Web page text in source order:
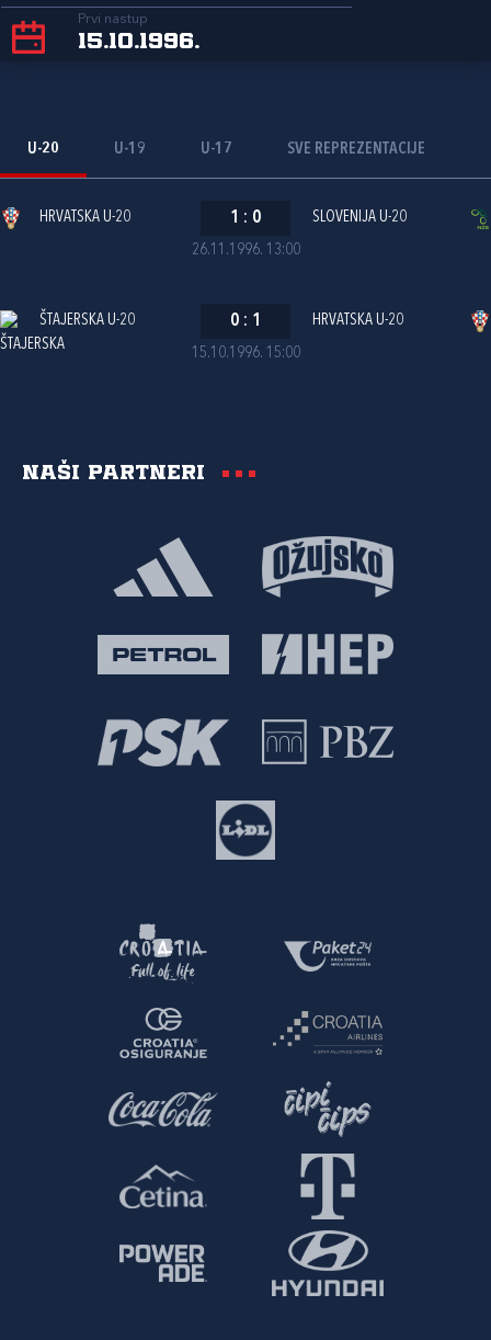
Prvi nastup
15.10.1996.
U-20 U-19 U-17 SVE REPREZENTACIJE
26.11.1996. 13:00
HRVATSKA U-20 1 : 0 SLOVENIJA U-20
15.10.1996. 15:00
ŠTAJERSKA U-20 0 : 1 HRVATSKA U-20
Naši partneri